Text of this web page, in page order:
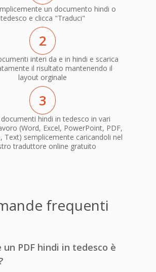
un documento hindi o
tedesco e clicca "Traduci"
2
interi da e in hindi e scarica
il risultato mantenendo il
layout orginale
3
hindi in tedesco in vari
(Word, Excel, PowerPoint, PDF,
Text) semplicemente caricandoli nel
traduttore online gratuito
frequenti
un PDF hindi in tedesco è